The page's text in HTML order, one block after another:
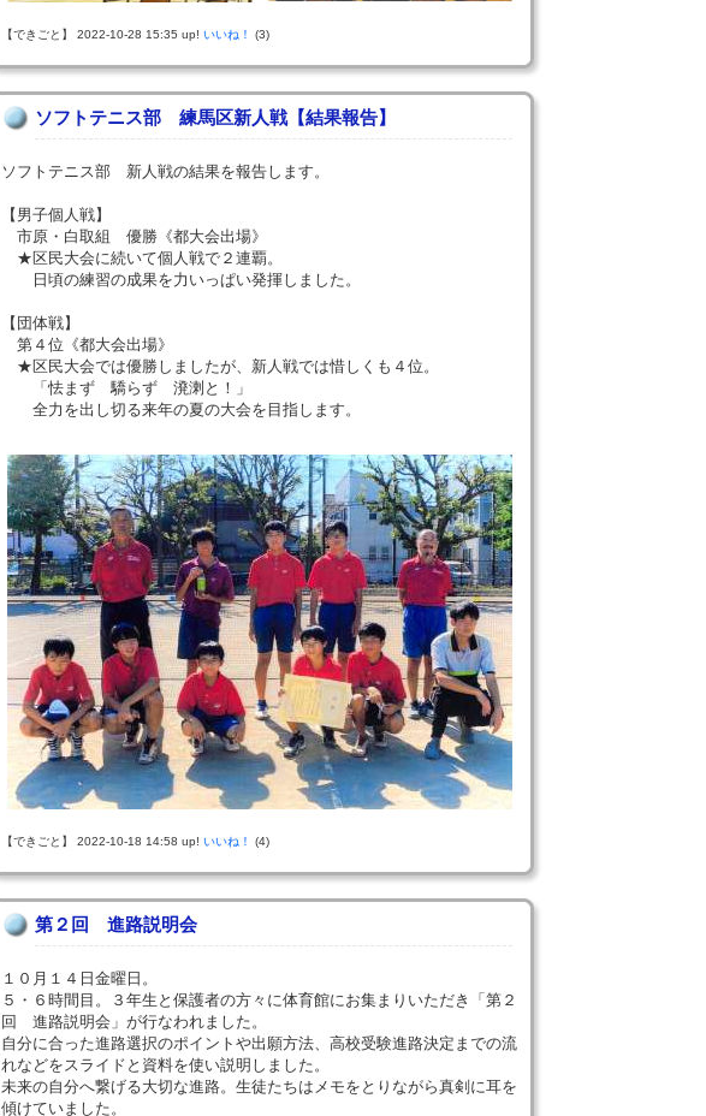
【できごと】 2022-10-28 15:35 up! いいね！ (3)
ソフトテニス部 練馬区新人戦【結果報告】
ソフトテニス部 新人戦の結果を報告します。
【男子個人戦】
市原・白取組 優勝《都大会出場》
★区民大会に続いて個人戦で２連覇。
日頃の練習の成果を力いっぱい発揮しました。
【団体戦】
第４位《都大会出場》
★区民大会では優勝しましたが、新人戦では惜しくも４位。
「怯まず 驕らず 溌溂と！」
全力を出し切る来年の夏の大会を目指します。
【できごと】 2022-10-18 14:58 up! いいね！ (4)
第２回 進路説明会
１０月１４日金曜日。
５・６時間目。３年生と保護者の方々に体育館にお集まりいただき「第２
回 進路説明会」が行なわれました。
自分に合った進路選択のポイントや出願方法、高校受験進路決定までの流
れなどをスライドと資料を使い説明しました。
未来の自分へ繋げる大切な進路。生徒たちはメモをとりながら真剣に耳を
傾けていました。